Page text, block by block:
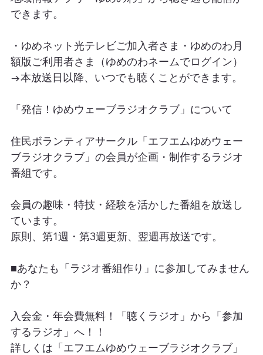
できます。
・ゆめネット光テレビご加入者さま・ゆめのわ月
額版ご利用者さま（ゆめのわネームでログイン）
→本放送日以降、いつでも聴くことができます。
「発信！ゆめウェーブラジオクラブ」について
住民ボランティアサークル「エフエムゆめウェー
ブラジオクラブ」の会員が企画・制作するラジオ
番組です。
会員の趣味・特技・経験を活かした番組を放送し
ています。
原則、第1週・第3週更新、翌週再放送です。
■あなたも「ラジオ番組作り」に参加してみません
か？
入会金・年会費無料！「聴くラジオ」から「参加
するラジオ」へ！！
詳しくは「エフエムゆめウェーブラジオクラブ」